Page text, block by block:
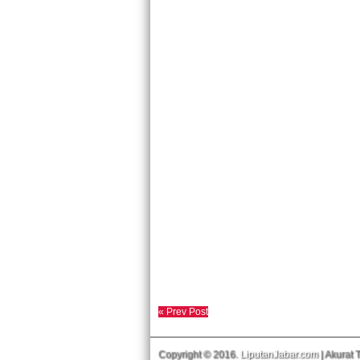
« Prev Post
Copyright © 2016. LiputanJabar.com| Akurat